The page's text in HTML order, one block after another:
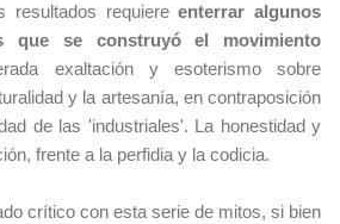
resultados requiereenterrar algunos
que se construyó el movimiento
exaltación y esoterismo sobre
y la artesanía, en contraposición
de las 'industriales'. La honestidad y
frente a la perfidia y la codicia.
crítico con esta serie de mitos, si bien